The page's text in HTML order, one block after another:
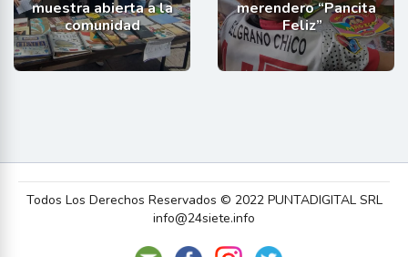
muestra abierta a la
comunidad
merendero “Pancita
Feliz”
Todos Los Derechos Reservados © 2022 PUNTADIGITAL SRL
info@24siete.info